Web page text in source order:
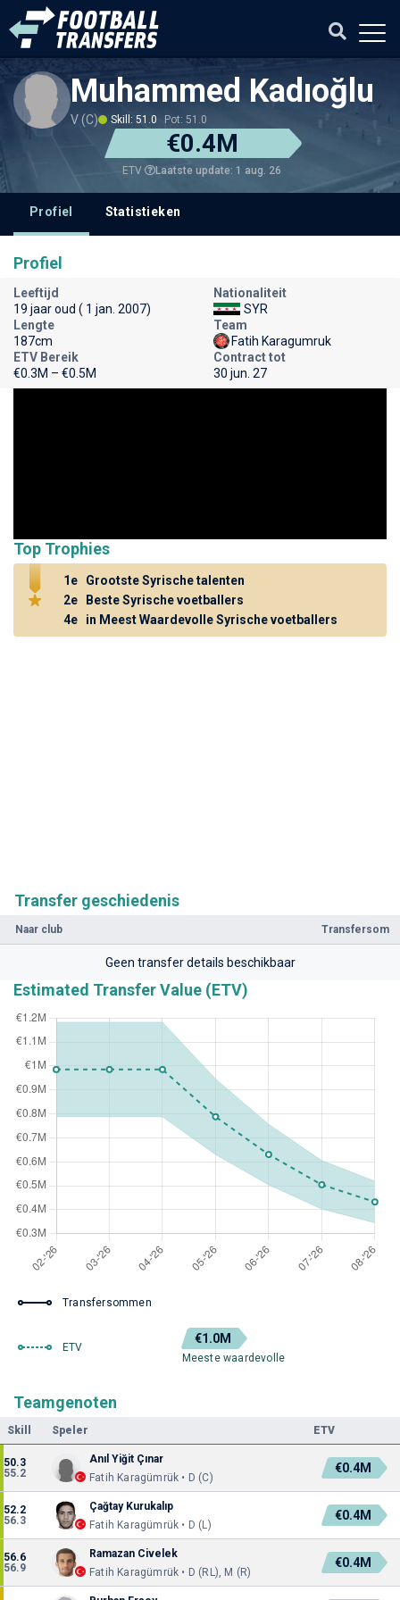
Muhammed Kadıoğlu
V (C) Skill: 51.0 Pot: 51.0
€0.4M
ETV Laatste update: 1 aug. 26
Profiel Statistieken
Transfer geschiedenis
Naar club Transfersom
Geen transfer details beschikbaar
Estimated Transfer Value (ETV)
Transfersommen
ETV
€1.0M
Meeste waardevolle
Teamgenoten
Skill Speler ETV
50.3
55.2
Anıl Yiğit Çınar
Fatih Karagümrük • D (C)
€0.4M
52.2
56.3
Çağtay Kurukalıp
Fatih Karagümrük • D (L)
€0.4M
56.6
56.9
Ramazan Civelek
Fatih Karagümrük • D (RL), M (R)
€0.4M
Profiel
Leeftijd
19 jaar oud ( 1 jan. 2007)
Nationaliteit
SYR
Lengte
187cm
Team
Fatih Karagumruk
ETV Bereik
€0.3M – €0.5M
Contract tot
30 jun. 27
Top Trophies
1e
Grootste Syrische talenten
2e
Beste Syrische voetballers
4e
in Meest Waardevolle Syrische voetballers